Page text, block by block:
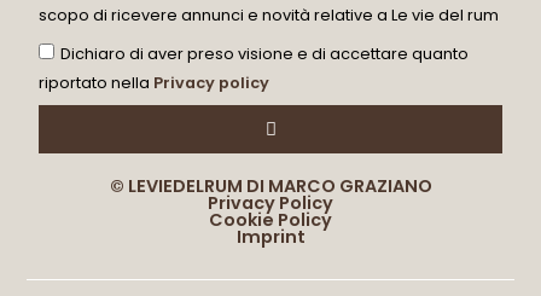
scopo di ricevere annunci e novità relative a Le vie del rum
Dichiaro di aver preso visione e di accettare quanto
riportato nella Privacy policy
© LEVIEDELRUM DI MARCO GRAZIANO
Privacy Policy
Cookie Policy
Imprint